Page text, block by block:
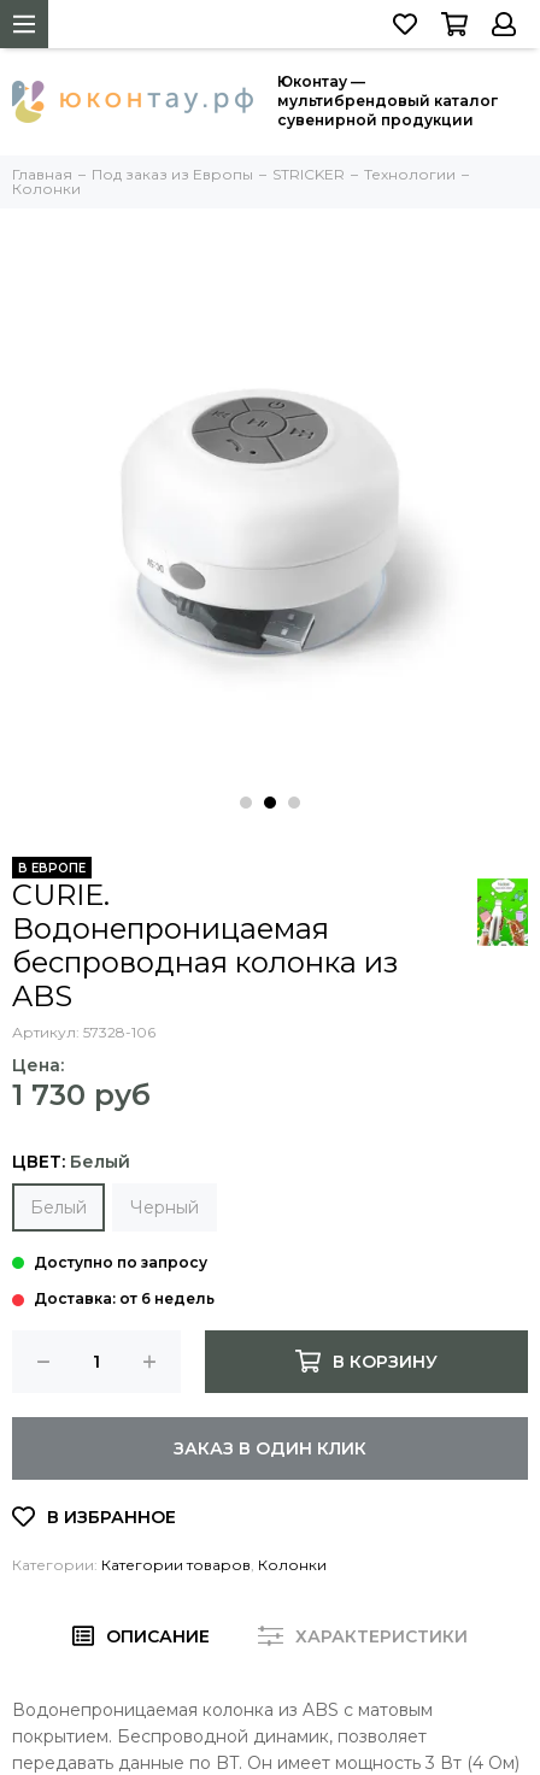
Юконтау —
мультибрендовый каталог
сувенирной продукции
Главная Под заказ из Европы STRICKER
Технологии
Колонки
В ЕВРОПЕ
CURIE.
Водонепроницаемая
беспроводная колонка из
ABS
Артикул: 57328-106
Цена:
1 730 руб
ЦВЕТ: Белый
Белый Черный
Доставка: от 6 недель
В КОРЗИНУ
ЗАКАЗ В ОДИН КЛИК
Категории: Категории товаров Колонки
ОПИСАНИЕ ХАРАКТЕРИСТИКИ
Водонепроницаемая колонка из ABS с матовым
покрытием. Беспроводной динамик, позволяет
передавать данные по BT. Он имеет мощность 3 Вт (4 Ом)